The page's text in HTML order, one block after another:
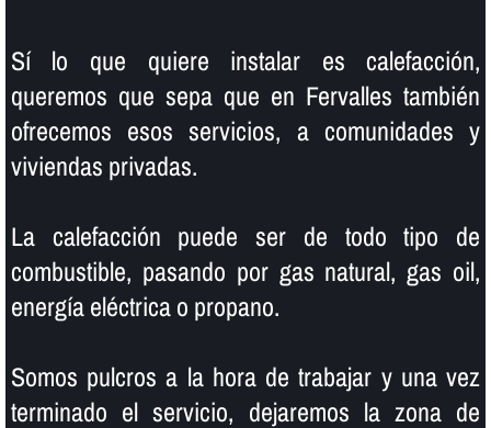
Sí­ lo que quiere instalar es calefacción,
queremos que sepa que en Fervalles también
ofrecemos esos servicios, a comunidades y
viviendas privadas.
La calefacción puede ser de todo tipo de
combustible, pasando por gas natural, gas oil,
energí­a eléctrica o propano.
Somos pulcros a la hora de trabajar y una vez
terminado el servicio, dejaremos la zona de